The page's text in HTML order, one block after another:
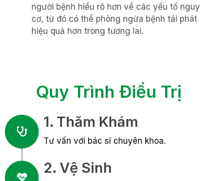
người bệnh hiểu rõ hơn về các yếu tố nguy
cơ, từ đó có thể phòng ngừa bệnh tái phát
hiệu quả hơn trong tương lai.
Quy Trình Điều Trị
1. Thăm Khám
Tư vấn với bác sĩ chuyên khoa.
2. Vệ Sinh